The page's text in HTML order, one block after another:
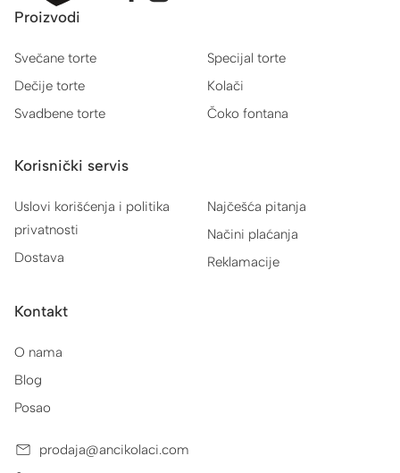
Proizvodi
Svečane torte
Dečije torte
Svadbene torte
Specijal torte
Kolači
Čoko fontana
Korisnički servis
Uslovi korišćenja i politika
privatnosti
Dostava
Najčešća pitanja
Načini plaćanja
Reklamacije
Kontakt
O nama
Blog
Posao
prodaja@ancikolaci.com